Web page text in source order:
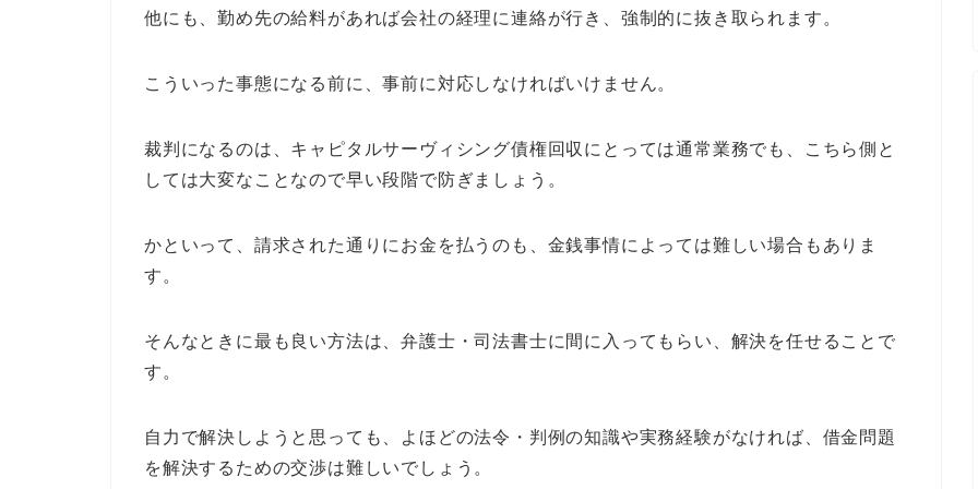
他にも、勤め先の給料があれば会社の経理に連絡が行き、強制的に抜き取られます。
こういった事態になる前に、事前に対応しなければいけません。
裁判になるのは、キャピタルサーヴィシング債権回収にとっては通常業務でも、こちら側と
しては大変なことなので早い段階で防ぎましょう。
かといって、請求された通りにお金を払うのも、金銭事情によっては難しい場合もありま
す。
そんなときに最も良い方法は、弁護士・司法書士に間に入ってもらい、解決を任せることで
す。
自力で解決しようと思っても、よほどの法令・判例の知識や実務経験がなければ、借金問題
を解決するための交渉は難しいでしょう。